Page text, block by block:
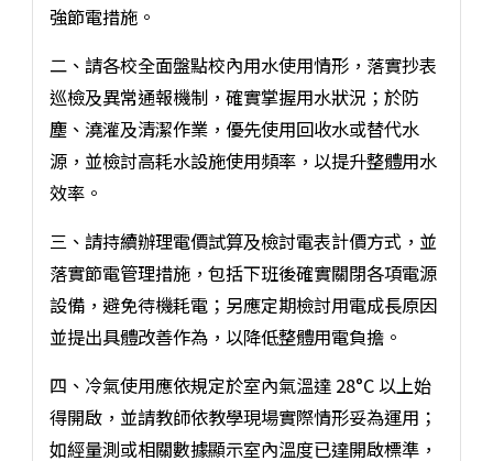
強節電措施。
二、請各校全面盤點校內用水使用情形，落實抄表
巡檢及異常通報機制，確實掌握用水狀況；於防
塵、澆灌及清潔作業，優先使用回收水或替代水
源，並檢討高耗水設施使用頻率，以提升整體用水
效率。
三、請持續辦理電價試算及檢討電表計價方式，並
落實節電管理措施，包括下班後確實關閉各項電源
設備，避免待機耗電；另應定期檢討用電成長原因
並提出具體改善作為，以降低整體用電負擔。
四、冷氣使用應依規定於室內氣溫達 28°C 以上始
得開啟，並請教師依教學現場實際情形妥為運用；
如經量測或相關數據顯示室內溫度已達開啟標準，